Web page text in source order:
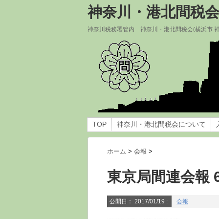
神奈川・港北間税会
神奈川税務署管内 神奈川・港北間税会(横浜市
TOP 神奈川・港北間税会について
ホーム > 会報 >
東京局間連会報
公開日： 2017/01/19 : 会報